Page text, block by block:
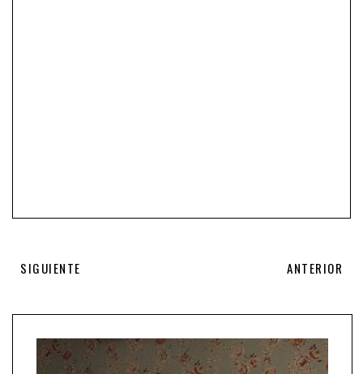
SIGUIENTE ANTERIOR